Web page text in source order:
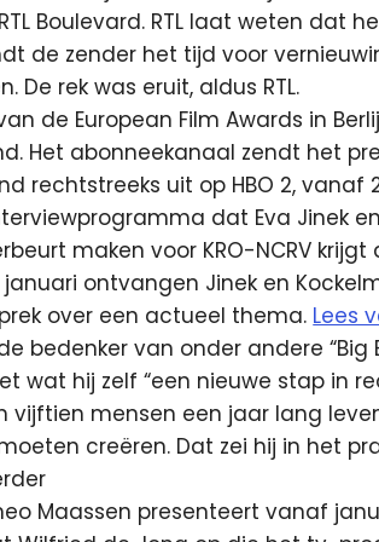
Boulevard. RTL laat weten dat
de zender het tijd voor
De rek was eruit, aldus RTL.
de European Film Awards in
Het abonneekanaal zendt het
rechtstreeks uit op HBO 2, vanaf
dat Eva Jinek
maken voor KRO-NCRV
ontvangen Jinek en
over een actueel thema. Lees
bedenker van onder andere “Big
wat hij zelf “een nieuwe stap in
vijftien mensen een jaar lang
creëren. Dat zei hij in het
Maassen presenteert vanaf